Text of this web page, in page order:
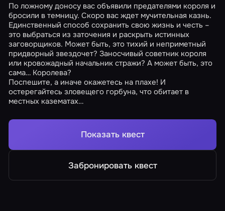
По ложному доносу вас объявили предателями короля и
бросили в темницу. Скоро вас ждет мучительная казнь.
Единственный способ сохранить свою жизнь и честь –
это выбраться из заточения и раскрыть истинных
заговорщиков. Может быть, это тихий и неприметный
придворный звездочет? Заносчивый советник короля
или кровожадный начальник стражи? А может быть, это
сама… Королева?
Поспешите, а иначе окажетесь на плахе! И
остерегайтесь зловещего горбуна, что обитает в
местных казематах…
Показать квест
Забронировать квест